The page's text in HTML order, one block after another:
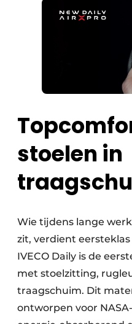
stoelen in
Wie tijdens lange
zit, verdient
IVECO Daily is de
met stoelzitting,
traagschuim. Dit
ontworpen voor